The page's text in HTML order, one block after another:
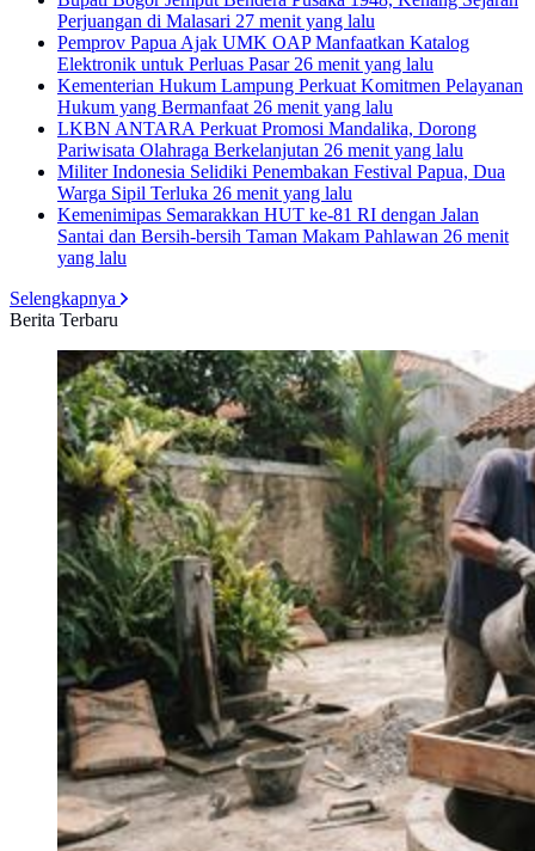
Perjuangan di Malasari 27 menit yang lalu
Pemprov Papua Ajak UMK OAP Manfaatkan Katalog
Elektronik untuk Perluas Pasar 26 menit yang lalu
Kementerian Hukum Lampung Perkuat Komitmen Pelayanan
Hukum yang Bermanfaat 26 menit yang lalu
LKBN ANTARA Perkuat Promosi Mandalika, Dorong
Pariwisata Olahraga Berkelanjutan 26 menit yang lalu
Militer Indonesia Selidiki Penembakan Festival Papua, Dua
Warga Sipil Terluka 26 menit yang lalu
Kemenimipas Semarakkan HUT ke-81 RI dengan Jalan
Santai dan Bersih-bersih Taman Makam Pahlawan 26 menit
yang lalu
Selengkapnya
Berita Terbaru